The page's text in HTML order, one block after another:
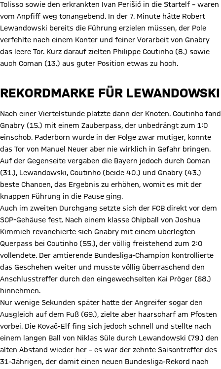
Tolisso sowie den erkrankten Ivan Perišić in die Startelf – waren
vom Anpfiff weg tonangebend. In der 7. Minute hätte Robert
Lewandowski bereits die Führung erzielen müssen, der Pole
verfehlte nach einem Konter und feiner Vorarbeit von Gnabry
das leere Tor. Kurz darauf zielten Philippe Coutinho (8.) sowie
auch Coman (13.) aus guter Position etwas zu hoch.
REKORDMARKE FÜR LEWANDOWSKI
Nach einer Viertelstunde platzte dann der Knoten. Coutinho fand
Gnabry (15.) mit einem Zauberpass, der unbedrängt zum 1:0
einschob. Paderborn wurde in der Folge zwar mutiger, konnte
das Tor von Manuel Neuer aber nie wirklich in Gefahr bringen.
Auf der Gegenseite vergaben die Bayern jedoch durch Coman
(31.), Lewandowski, Coutinho (beide 40.) und Gnabry (43.)
beste Chancen, das Ergebnis zu erhöhen, womit es mit der
knappen Führung in die Pause ging.
Auch im zweiten Durchgang setzte sich der FCB direkt vor dem
SCP-Gehäuse fest. Nach einem klasse Chipball von Joshua
Kimmich revanchierte sich Gnabry mit einem überlegten
Querpass bei Coutinho (55.), der völlig freistehend zum 2:0
vollendete. Der amtierende Bundesliga-Champion kontrollierte
das Geschehen weiter und musste völlig überraschend den
Anschlusstreffer durch den eingewechselten Kai Pröger (68.)
hinnehmen.
Nur wenige Sekunden später hatte der Angreifer sogar den
Ausgleich auf dem Fuß (69.), zielte aber haarscharf am Pfosten
vorbei. Die Kovač-Elf fing sich jedoch schnell und stellte nach
einem langen Ball von Niklas Süle durch Lewandowski (79.) den
alten Abstand wieder her – es war der zehnte Saisontreffer des
31-Jährigen, der damit einen neuen Bundesliga-Rekord nach